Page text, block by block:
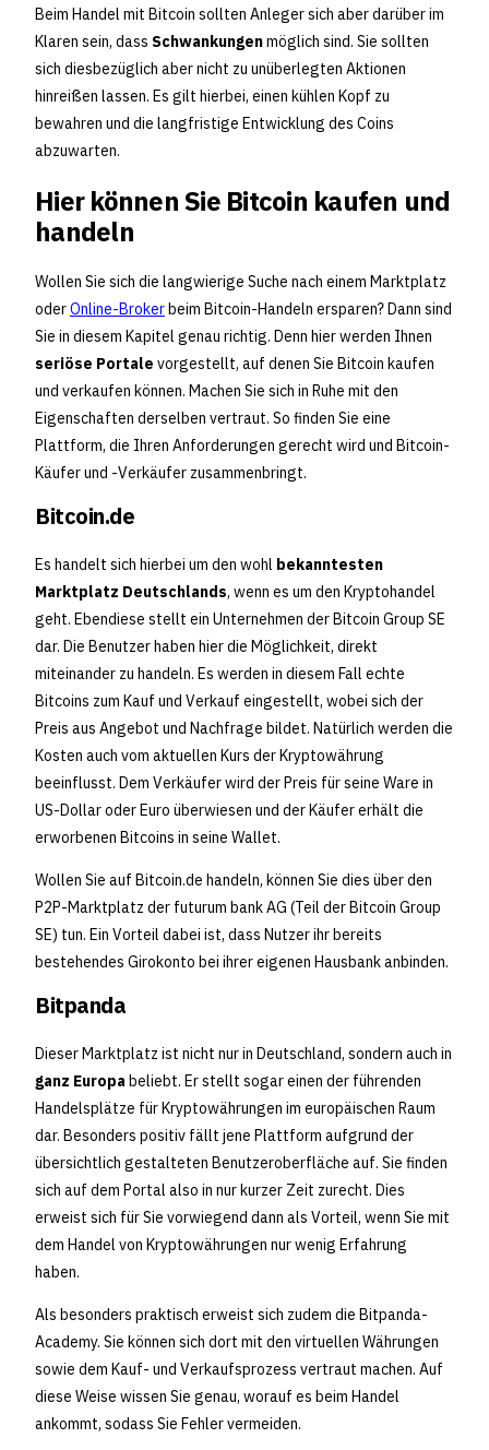
Beim Handel mit Bitcoin sollten Anleger sich aber darüber im
Klaren sein, dass Schwankungenmöglich sind. Sie sollten
sich diesbezüglich aber nicht zu unüberlegten Aktionen
hinreißen lassen. Es gilt hierbei, einen kühlen Kopf zu
bewahren und die langfristige Entwicklung des Coins
abzuwarten.
Hier können Sie Bitcoin kaufen und
handeln
Wollen Sie sich die langwierige Suche nach einem Marktplatz
oderOnline-Brokerbeim Bitcoin-Handeln ersparen? Dann sind
Sie in diesem Kapitel genau richtig. Denn hier werden Ihnen
seriöse Portale vorgestellt, auf denen Sie Bitcoin kaufen
und verkaufen können. Machen Sie sich in Ruhe mit den
Eigenschaften derselben vertraut. So finden Sie eine
Plattform, die Ihren Anforderungen gerecht wird und Bitcoin-
Käufer und -Verkäufer zusammenbringt.
Bitcoin.de
Es handelt sich hierbei um den wohl bekanntesten
Marktplatz Deutschlands, wenn es um den Kryptohandel
geht. Ebendiese stellt ein Unternehmen der Bitcoin Group SE
dar. Die Benutzer haben hier die Möglichkeit, direkt
miteinander zu handeln. Es werden in diesem Fall echte
Bitcoins zum Kauf und Verkauf eingestellt, wobei sich der
Preis aus Angebot und Nachfrage bildet. Natürlich werden die
Kosten auch vom aktuellen Kurs der Kryptowährung
beeinflusst. Dem Verkäufer wird der Preis für seine Ware in
US-Dollar oder Euro überwiesen und der Käufer erhält die
erworbenen Bitcoins in seine Wallet.
Wollen Sie auf Bitcoin.de handeln, können Sie dies über den
P2P-Marktplatz der futurum bank AG (Teil der Bitcoin Group
SE) tun. Ein Vorteil dabei ist, dass Nutzer ihr bereits
bestehendes Girokonto bei ihrer eigenen Hausbank anbinden.
Bitpanda
Dieser Marktplatz ist nicht nur in Deutschland, sondern auch in
ganz Europa beliebt. Er stellt sogar einen der führenden
Handelsplätze für Kryptowährungen im europäischen Raum
dar. Besonders positiv fällt jene Plattform aufgrund der
übersichtlich gestalteten Benutzeroberfläche auf. Sie finden
sich auf dem Portal also in nur kurzer Zeit zurecht. Dies
erweist sich für Sie vorwiegend dann als Vorteil, wenn Sie mit
dem Handel von Kryptowährungen nur wenig Erfahrung
haben.
Als besonders praktisch erweist sich zudem die Bitpanda-
Academy. Sie können sich dort mit den virtuellen Währungen
sowie dem Kauf- und Verkaufsprozess vertraut machen. Auf
diese Weise wissen Sie genau, worauf es beim Handel
ankommt, sodass Sie Fehler vermeiden.